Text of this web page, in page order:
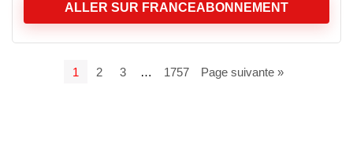
ALLER SUR FRANCEABONNEMENT
1 2 3 … 1757 Page suivante »